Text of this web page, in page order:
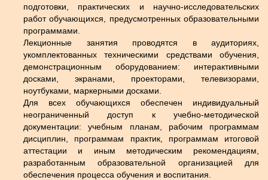
подготовки, практических и научно-исследовательских
работ обучающихся, предусмотренных образовательными
программами.
Лекционные занятия проводятся в аудиториях,
укомплектованных техническими средствами обучения,
демонстрационным оборудованием: интерактивными
досками, экранами, проекторами, телевизорами,
ноутбуками, маркерными досками.
Для всех обучающихся обеспечен индивидуальный
неограниченный доступ к учебно-методической
документации: учебным планам, рабочим программам
дисциплин, программам практик, программам итоговой
аттестации и иным методическим рекомендациям,
разработанным образовательной организацией для
обеспечения процесса обучения и воспитания.